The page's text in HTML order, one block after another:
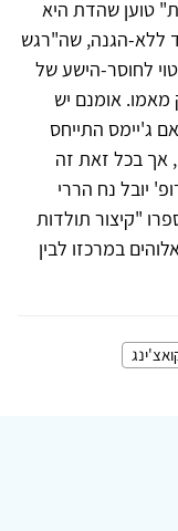
טוען שהדת היא
ללא-הגנה, שה"רגש
לחוסר-הישע של
מאמו. אומנם יש
וכבר ב1903 וויליאם ג'יימס התייחס
אך בכל זאת זה
יובל נח הררי
"קיצור תולדות
במרכזו לבין